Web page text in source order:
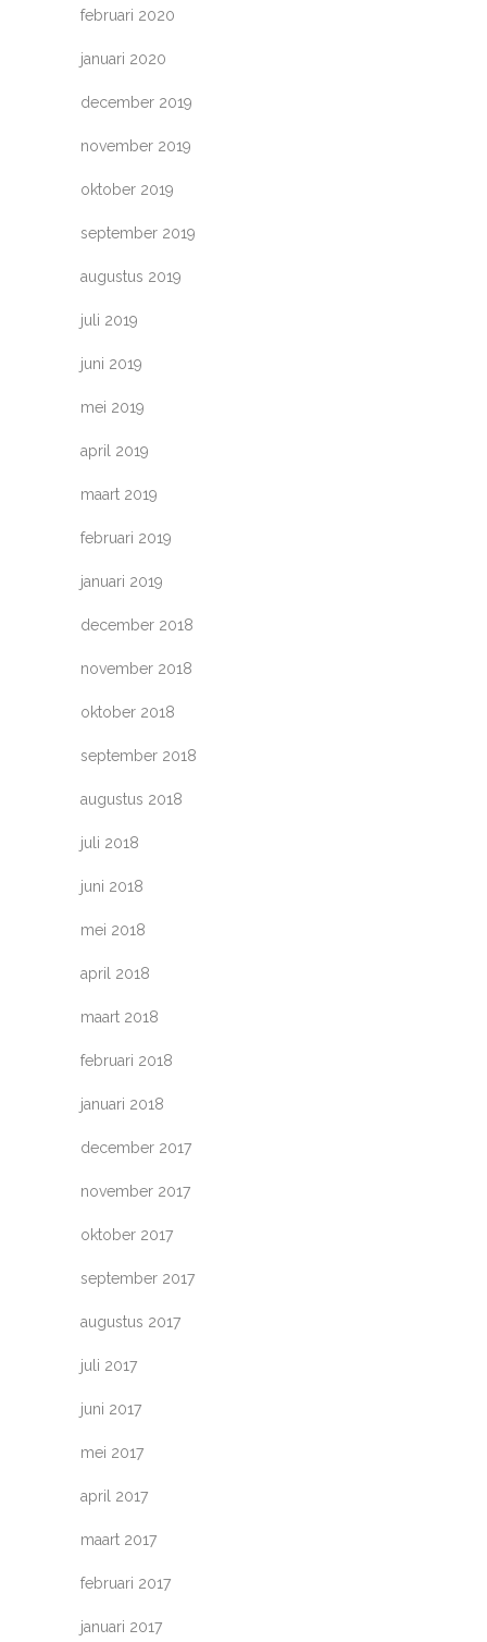
februari 2020
januari 2020
december 2019
november 2019
oktober 2019
september 2019
augustus 2019
juli 2019
juni 2019
mei 2019
april 2019
maart 2019
februari 2019
januari 2019
december 2018
november 2018
oktober 2018
september 2018
augustus 2018
juli 2018
juni 2018
mei 2018
april 2018
maart 2018
februari 2018
januari 2018
december 2017
november 2017
oktober 2017
september 2017
augustus 2017
juli 2017
juni 2017
mei 2017
april 2017
maart 2017
februari 2017
januari 2017